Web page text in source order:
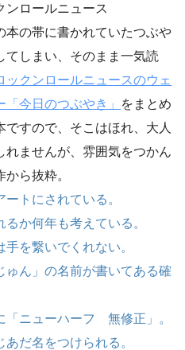
ンロールニュース
本の帯に書かれていたつぶや
てしまい、そのまま一気読
ックンロールニュースのウェ
今日のつぶやき」
をまとめ
すので、そこはほれ、大人
れませんが、雰囲気をつかん
ら抜粋。
ートにされている。
か何年も考えている。
を繋いでくれない。
ん」の名前が書いてある確
「ニューハーフ 無修正」。
だ名をつけられる。